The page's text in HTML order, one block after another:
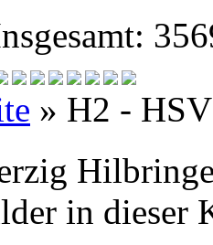
» H2 -
in dieser